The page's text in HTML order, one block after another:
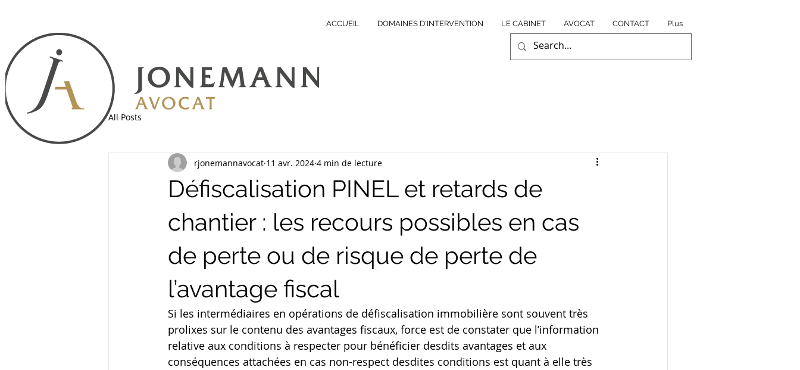
ACCUEIL DOMAINES D'INTERVENTION LE CABINET AVOCAT CONTACT Plus
All Posts
Défiscalisation PINEL et retards de
chantier : les recours possibles en cas
de perte ou de risque de perte de
l’avantage fiscal
rjonemannavocat 11 avr. 2024 4 min de lecture
Si les intermédiaires en opérations de défiscalisation immobilière sont souvent très
prolixes sur le contenu des avantages fiscaux, force est de constater que l’information
relative aux conditions à respecter pour bénéficier desdits avantages et aux
conséquences attachées en cas non-respect desdites conditions est quant à elle très